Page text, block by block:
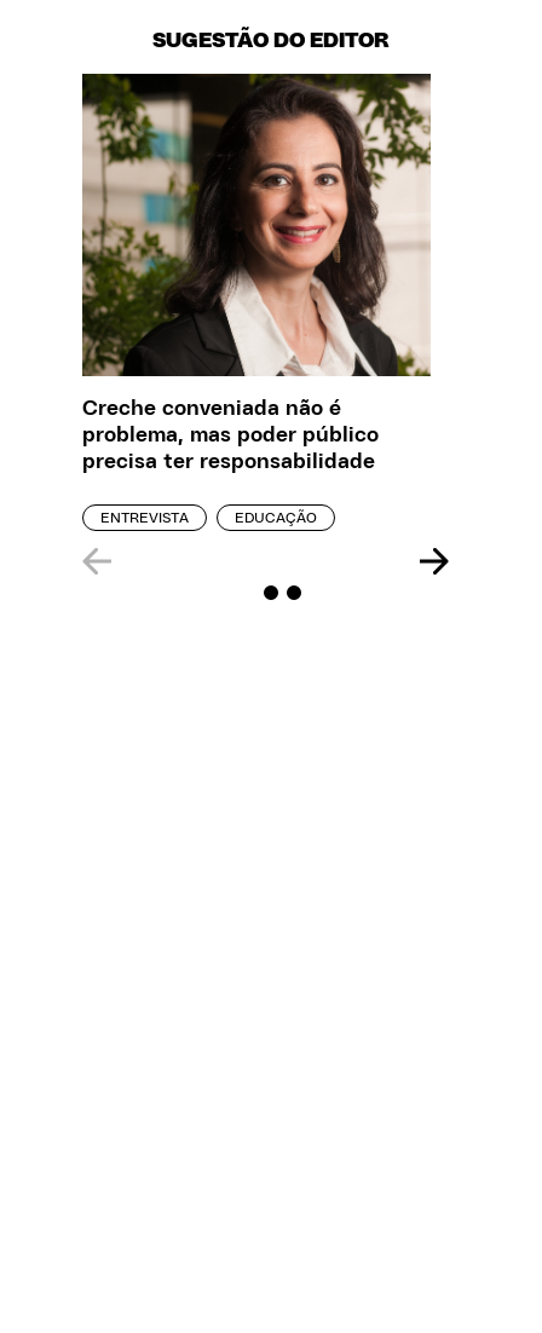
SUGESTÃO DO EDITOR
Creche conveniada não é
problema, mas poder público
precisa ter responsabilidade
ENTREVISTA EDUCAÇÃO